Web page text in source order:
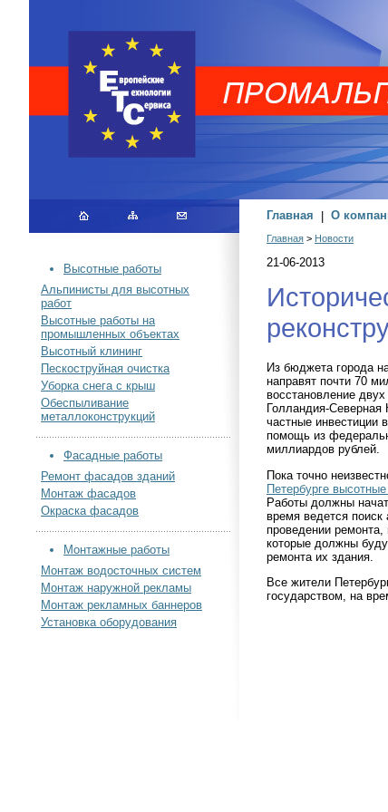
Главная О
Высотные работы
Альпинисты для высотных
работ
Высотные работы на
промышленных объектах
Высотный клининг
Пескоструйная очистка
Уборка снега с крыш
Обеспыливание
металлоконструкций
Фасадные работы
Ремонт фасадов зданий
Монтаж фасадов
Окраска фасадов
Монтажные работы
Монтаж водосточных систем
Монтаж наружной рекламы
Монтаж рекламных баннеров
Установка оборудования
Главная > Новости
21-06-2013
Из бюджета города
направят почти 70
восстановление
Голландия-
частные инвестиции
помощь из
миллиардов рублей.
Пока точно
Петербурге
Работы должны
время ведется
проведении ремонта,
которые должны
ремонта их здания.
Все жители
государством, на